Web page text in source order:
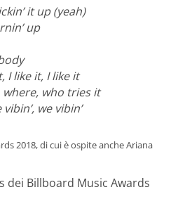
it up (yeah)
up
I like it, I like it
where, who tries it
we vibin’
2018, di cui è ospite anche Ariana
dei Billboard Music Awards